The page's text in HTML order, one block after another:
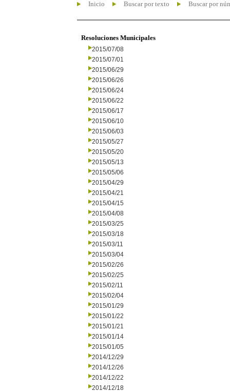
Inicio Buscar por texto Buscar por
Resoluciones Municipales
2015/07/08
2015/07/01
2015/06/29
2015/06/26
2015/06/24
2015/06/22
2015/06/17
2015/06/10
2015/06/03
2015/05/27
2015/05/20
2015/05/13
2015/05/06
2015/04/29
2015/04/21
2015/04/15
2015/04/08
2015/03/25
2015/03/18
2015/03/11
2015/03/04
2015/02/26
2015/02/25
2015/02/11
2015/02/04
2015/01/29
2015/01/22
2015/01/21
2015/01/14
2015/01/05
2014/12/29
2014/12/26
2014/12/22
2014/12/18